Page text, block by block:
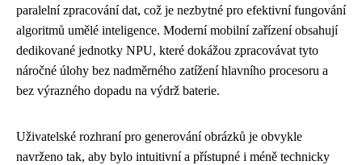
paralelní zpracování dat, což je nezbytné pro efektivní fungování
algoritmů umělé inteligence. Moderní mobilní zařízení obsahují
dedikované jednotky NPU, které dokážou zpracovávat tyto
náročné úlohy bez nadměrného zatížení hlavního procesoru a
bez výrazného dopadu na výdrž baterie.
Uživatelské rozhraní pro generování obrázků je obvykle
navrženo tak, aby bylo intuitivní a přístupné i méně technicky